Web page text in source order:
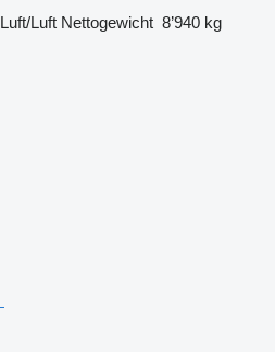
Luft/Luft Nettogewicht 8’940 kg